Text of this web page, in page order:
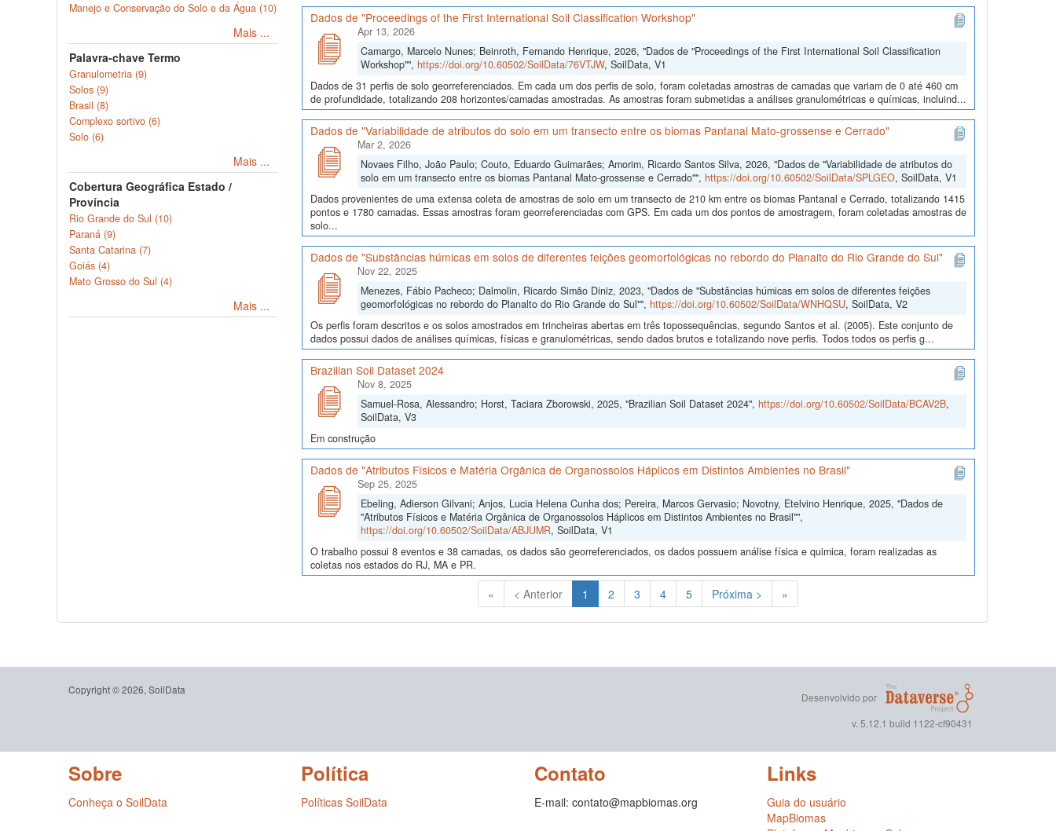
Manejo e Conservação do Solo e da Água (10)
Mais ...
Palavra-chave Termo
Granulometria (9)
Solos (9)
Brasil (8)
Complexo sortivo (6)
Solo (6)
Mais ...
Cobertura Geográfica Estado /
Província
Rio Grande do Sul (10)
Paraná (9)
Santa Catarina (7)
Goiás (4)
Mato Grosso do Sul (4)
Mais ...
Dados de "Proceedings of the First International Soil Classification Workshop"
Apr 13, 2026
Camargo, Marcelo Nunes; Beinroth, Fernando Henrique, 2026, "Dados de "Proceedings of the First International Soil Classification
Workshop"", https://doi.org/10.60502/SoilData/76VTJW, SoilData, V1
Dados de 31 perfis de solo georreferenciados. Em cada um dos perfis de solo, foram coletadas amostras de camadas que variam de 0 até 460 cm
de profundidade, totalizando 208 horizontes/camadas amostradas. As amostras foram submetidas a análises granulométricas e químicas, incluind...
Dados de "Variabilidade de atributos do solo em um transecto entre os biomas Pantanal Mato-grossense e Cerrado"
Mar 2, 2026
Novaes Filho, João Paulo; Couto, Eduardo Guimarães; Amorim, Ricardo Santos Silva, 2026, "Dados de "Variabilidade de atributos do
solo em um transecto entre os biomas Pantanal Mato-grossense e Cerrado"", https://doi.org/10.60502/SoilData/SPLGEO, SoilData, V1
Dados provenientes de uma extensa coleta de amostras de solo em um transecto de 210 km entre os biomas Pantanal e Cerrado, totalizando 1415
pontos e 1780 camadas. Essas amostras foram georreferenciadas com GPS. Em cada um dos pontos de amostragem, foram coletadas amostras de
solo...
Dados de "Substâncias húmicas em solos de diferentes feições geomorfológicas no rebordo do Planalto do Rio Grande do Sul"
Nov 22, 2025
Menezes, Fábio Pacheco; Dalmolin, Ricardo Simão Diniz, 2023, "Dados de "Substâncias húmicas em solos de diferentes feições
geomorfológicas no rebordo do Planalto do Rio Grande do Sul"", https://doi.org/10.60502/SoilData/WNHQSU, SoilData, V2
Os perfis foram descritos e os solos amostrados em trincheiras abertas em três topossequências, segundo Santos et al. (2005). Este conjunto de
dados possui dados de análises químicas, físicas e granulométricas, sendo dados brutos e totalizando nove perfis. Todos todos os perfis g...
Brazilian Soil Dataset 2024
Nov 8, 2025
Samuel-Rosa, Alessandro; Horst, Taciara Zborowski, 2025, "Brazilian Soil Dataset 2024", https://doi.org/10.60502/SoilData/BCAV2B,
SoilData, V3
Em construção
Dados de "Atributos Físicos e Matéria Orgânica de Organossolos Háplicos em Distintos Ambientes no Brasil"
Sep 25, 2025
Ebeling, Adierson Gilvani; Anjos, Lucia Helena Cunha dos; Pereira, Marcos Gervasio; Novotny, Etelvino Henrique, 2025, "Dados de
"Atributos Físicos e Matéria Orgânica de Organossolos Háplicos em Distintos Ambientes no Brasil"",
https://doi.org/10.60502/SoilData/ABJUMR, SoilData, V1
O trabalho possui 8 eventos e 38 camadas, os dados são georreferenciados, os dados possuem análise física e quimica, foram realizadas as
coletas nos estados do RJ, MA e PR.
« < Anterior 1 (Atual)
2 3 4 5 Próxima > »
Copyright © 2026, SoilData
Desenvolvido por
v. 5.12.1 build 1122-cf90431
Sobre
Conheça o SoilData
Política
Políticas SoilData
Contato
E-mail: contato@mapbiomas.org
Links
Guia do usuário
MapBiomas